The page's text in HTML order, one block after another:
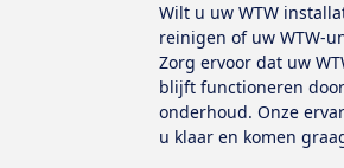
Wilt u uw WTW
reinigen of uw WTW-
Zorg ervoor dat uw
blijft functioneren
onderhoud. Onze
u klaar en komen